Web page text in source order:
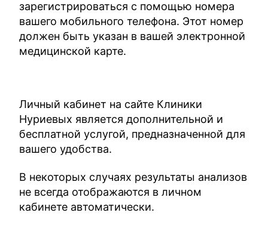
зарегистрироваться с помощью номера
вашего мобильного телефона. Этот номер
должен быть указан в вашей электронной
медицинской карте.
Личный кабинет на сайте Клиники
Нуриевых является дополнительной и
бесплатной услугой, предназначенной для
вашего удобства.
В некоторых случаях результаты анализов
не всегда отображаются в личном
кабинете автоматически.